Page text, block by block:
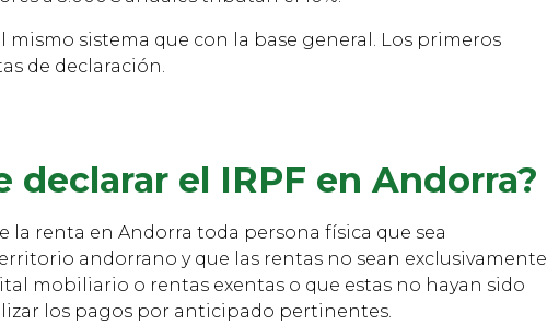
mismo sistema que con la base general. Los primeros
de declaración.
declarar el IRPF en Andorra?
la renta en Andorra toda persona física que sea
andorrano y que las rentas no sean exclusivamente
mobiliario o rentas exentas o que estas no hayan sido
los pagos por anticipado pertinentes.